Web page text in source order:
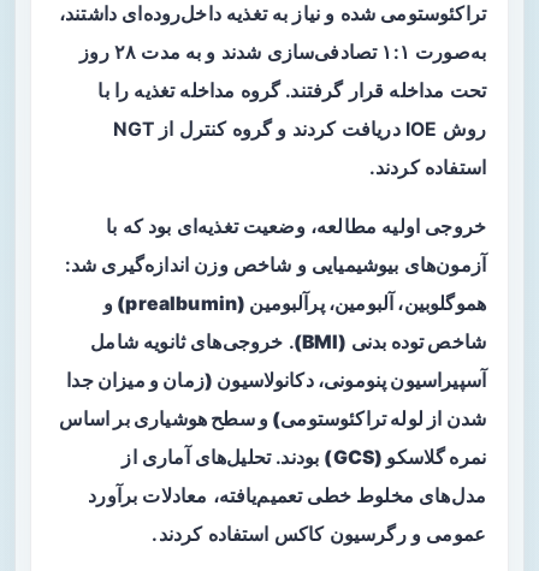
تراکئوستومی شده و نیاز به تغذیه داخل‌روده‌ای داشتند،
به‌صورت ۱:۱ تصادفی‌سازی شدند و به مدت ۲۸ روز
تحت مداخله قرار گرفتند. گروه مداخله تغذیه را با
روش IOE دریافت کردند و گروه کنترل از NGT
استفاده کردند.
خروجی اولیه مطالعه، وضعیت تغذیه‌ای بود که با
آزمون‌های بیوشیمیایی و شاخص وزن اندازه‌گیری شد:
هموگلوبین، آلبومین، پرآلبومین (prealbumin) و
شاخص توده بدنی (BMI)
. خروجی‌های ثانویه شامل
آسپیراسیون پنومونی، دکانولاسیون (زمان و میزان جدا
شدن از لوله تراکئوستومی) و سطح هوشیاری بر اساس
نمره گلاسکو (GCS)
بودند. تحلیل‌های آماری از
مدل‌های مخلوط خطی تعمیم‌یافته، معادلات برآورد
عمومی و رگرسیون کاکس استفاده کردند.